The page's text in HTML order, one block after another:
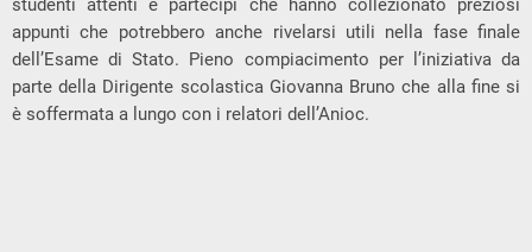
appunti che potrebbero anche rivelarsi utili nella fase finale
dell’Esame di Stato. Pieno compiacimento per l’iniziativa da
parte della Dirigente scolastica Giovanna Bruno che alla fine si
è soffermata a lungo con i relatori dell’Anioc.